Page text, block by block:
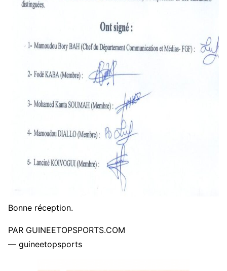
Bonne réception.
PAR GUINEETOPSPORTS.COM
— guineetopsports